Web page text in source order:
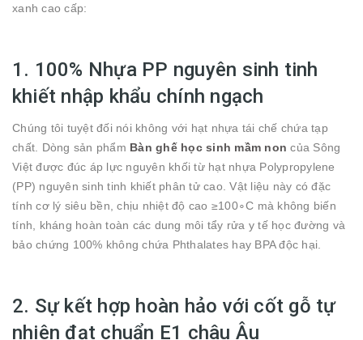
xanh cao cấp:
1. 100% Nhựa PP nguyên sinh tinh
khiết nhập khẩu chính ngạch
Chúng tôi tuyệt đối nói không với hạt nhựa tái chế chứa tạp
chất. Dòng sản phẩm Bàn ghế học sinh mầm non của Sông
Việt được đúc áp lực nguyên khối từ hạt nhựa Polypropylene
(PP) nguyên sinh tinh khiết phân tử cao. Vật liệu này có đặc
tính cơ lý siêu bền, chịu nhiệt độ cao ≥100∘C mà không biến
tính, kháng hoàn toàn các dung môi tẩy rửa y tế học đường và
bảo chứng 100% không chứa Phthalates hay BPA độc hại.
2. Sự kết hợp hoàn hảo với cốt gỗ tự
nhiên đạt chuẩn E1 châu Âu